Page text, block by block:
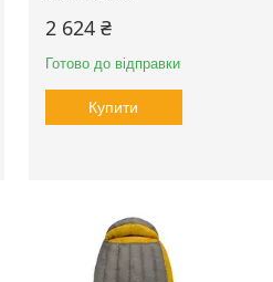
2 624 ₴
Готово до відправки
Купити